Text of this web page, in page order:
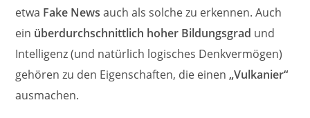
etwa Fake News auch als solche zu erkennen. Auch
ein überdurchschnittlich hoher Bildungsgrad und
Intelligenz (und natürlich logisches Denkvermögen)
gehören zu den Eigenschaften, die einen„Vulkanier“
ausmachen.